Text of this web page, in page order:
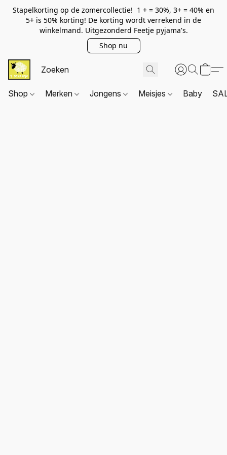
Stapelkorting op de zomercollectie! 1 + = 30%, 3+ = 40% en
5+ is 50% korting! De korting wordt verrekend in de
winkelmand. Uitgezonderd Feetje pyjama's.
Shop nu
Shop Merken Jongens Meisjes Baby